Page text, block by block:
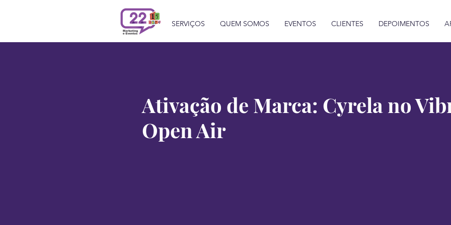
SERVIÇOS QUEM SOMOS EVENTOS CLIENTES DEPOIMENTOS
Ativação de Marca: Cyrela no
Open Air